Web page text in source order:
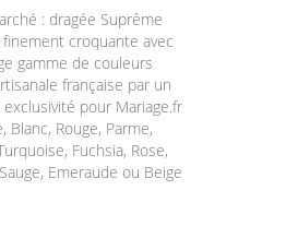
: dragée Suprême
croquante avec
gamme de couleurs
française par un
pour Mariage.fr
Rouge, Parme,
Fuchsia, Rose,
Emeraude ou Beige